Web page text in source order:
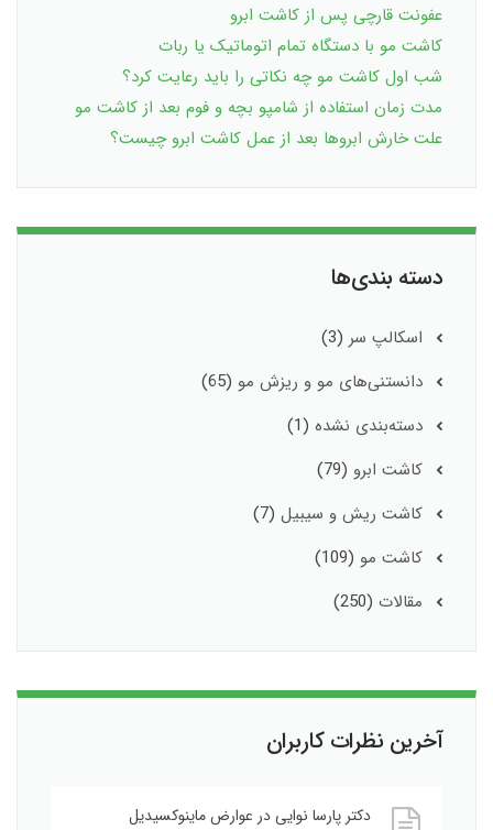
عفونت قارچی پس از کاشت ابرو
کاشت مو با دستگاه تمام اتوماتیک یا ربات
شب اول کاشت مو چه نکاتی را باید رعایت کرد؟
مدت زمان استفاده از شامپو بچه و فوم بعد از کاشت مو
علت خارش ابروها بعد از عمل کاشت ابرو چیست؟
دسته بندی‌ها
اسکالپ سر (3)
دانستنی‌های مو و ریزش مو (65)
دسته‌بندی نشده (1)
کاشت ابرو (79)
کاشت ریش و سیبیل (7)
کاشت مو (109)
مقالات (250)
آخرین نظرات کاربران
دکتر پارسا نواییدر عوارض ماینوکسیدیل